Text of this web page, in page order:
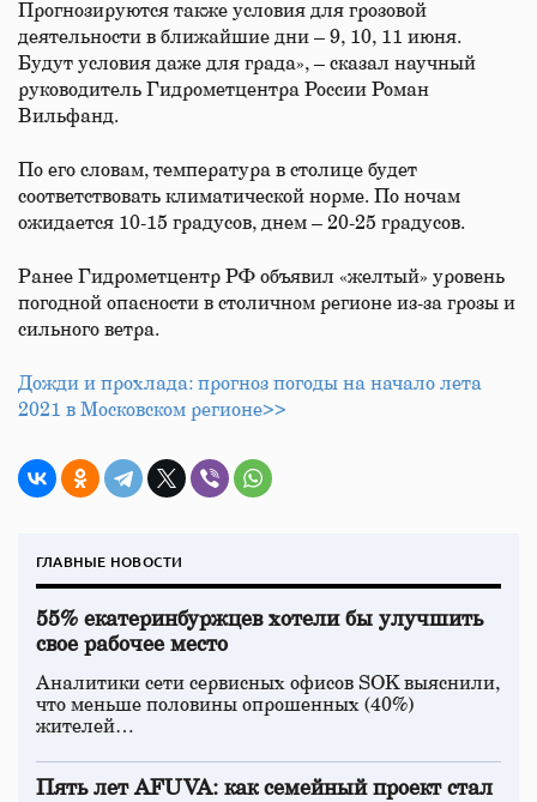
Прогнозируются также условия для грозовой
деятельности в ближайшие дни – 9, 10, 11 июня.
Будут условия даже для града», – сказал научный
руководитель Гидрометцентра России Роман
Вильфанд.
По его словам, температура в столице будет
соответствовать климатической норме. По ночам
ожидается 10-15 градусов, днем – 20-25 градусов.
Ранее Гидрометцентр РФ объявил «желтый» уровень
погодной опасности в столичном регионе из-за грозы и
сильного ветра.
Дожди и прохлада: прогноз погоды на начало лета
2021 в Московском регионе>>
ГЛАВНЫЕ НОВОСТИ
55% екатеринбуржцев хотели бы улучшить
свое рабочее место
Аналитики сети сервисных офисов SOK выяснили,
что меньше половины опрошенных (40%)
жителей…
Пять лет AFUVA: как семейный проект стал